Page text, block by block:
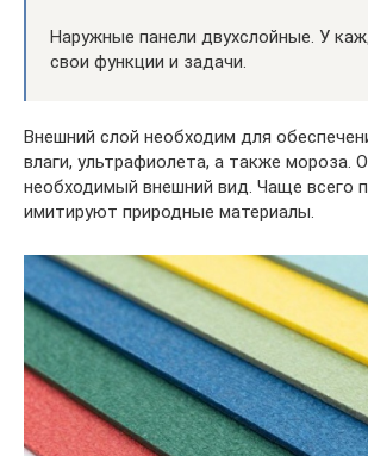
Наружные панели двухслойные. У
свои функции и задачи.
Внешний слой необходим для
влаги, ультрафиолета, а также мороза.
необходимый внешний вид. Чаще всего
имитируют природные материалы.